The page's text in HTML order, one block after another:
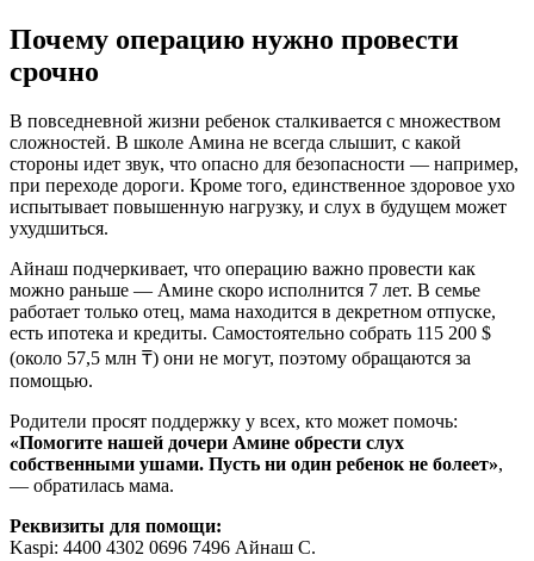
Почему операцию нужно провести
срочно
В повседневной жизни ребенок сталкивается с множеством
сложностей. В школе Амина не всегда слышит, с какой
стороны идет звук, что опасно для безопасности — например,
при переходе дороги. Кроме того, единственное здоровое ухо
испытывает повышенную нагрузку, и слух в будущем может
ухудшиться.
Айнаш подчеркивает, что операцию важно провести как
можно раньше — Амине скоро исполнится 7 лет. В семье
работает только отец, мама находится в декретном отпуске,
есть ипотека и кредиты. Самостоятельно собрать 115 200 $
(около 57,5 млн ₸) они не могут, поэтому обращаются за
помощью.
Родители просят поддержку у всех, кто может помочь:
«Помогите нашей дочери Амине обрести слух
собственными ушами. Пусть ни один ребенок не болеет»,
— обратилась мама.
Реквизиты для помощи:
Kaspi: 4400 4302 0696 7496 Айнаш С.